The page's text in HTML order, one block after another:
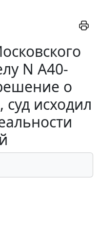
N А40-
о
исходил